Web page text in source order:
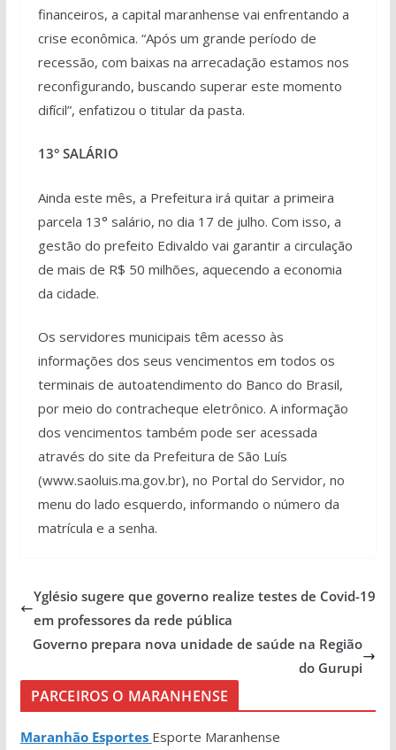
financeiros, a capital maranhense vai enfrentando a
crise econômica. “Após um grande período de
recessão, com baixas na arrecadação estamos nos
reconfigurando, buscando superar este momento
difícil”, enfatizou o titular da pasta.
13° SALÁRIO
Ainda este mês, a Prefeitura irá quitar a primeira
parcela 13° salário, no dia 17 de julho. Com isso, a
gestão do prefeito Edivaldo vai garantir a circulação
de mais de R$ 50 milhões, aquecendo a economia
da cidade.
Os servidores municipais têm acesso às
informações dos seus vencimentos em todos os
terminais de autoatendimento do Banco do Brasil,
por meio do contracheque eletrônico. A informação
dos vencimentos também pode ser acessada
através do site da Prefeitura de São Luís
(www.saoluis.ma.gov.br), no Portal do Servidor, no
menu do lado esquerdo, informando o número da
matrícula e a senha.
Yglésio sugere que governo realize testes de Covid-19
em professores da rede pública
Governo prepara nova unidade de saúde na Região
do Gurupi
PARCEIROS O MARANHENSE
Maranhão Esportes Esporte Maranhense